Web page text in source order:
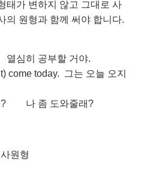
태가 변하지 않고 그대로 사
의 원형과 함께 써야 합니다.
열심히 공부할 거야.
come today.
그는 오늘 오지
나 좀 도와줄래?
원형